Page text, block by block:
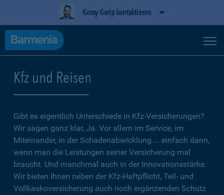
Koray Garip kontaktieren
Kfz und Reisen
Gibt es eigentlich Unterschiede in Kfz-Versicherungen?
Wir sagen ganz klar, Ja. Vor allem im Service, im
Miteinander, in der Schadenabwicklung ... einfach dann,
wenn man die Leistungen seiner Versicherung mal
braucht. Und manchmal auch in der Innovationsstärke.
Wir bieten Ihnen neben der Kfz-Haftpflicht, Teil- und
Vollkaskoversicherung auch noch ergänzenden Schutz